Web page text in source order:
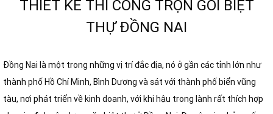
THIẾT KẾ THI CÔNG TRỌN GÓI BIỆT
THỰ ĐỒNG NAI
Đồng Nai là một trong những vị trí đắc địa, nó ở gần các tỉnh lớn như
thành phố Hồ Chí Minh, Bình Dương và sát với thành phố biển vũng
tàu, nơi phát triển về kinh doanh, với khi hậu trong lành rất thích hợp